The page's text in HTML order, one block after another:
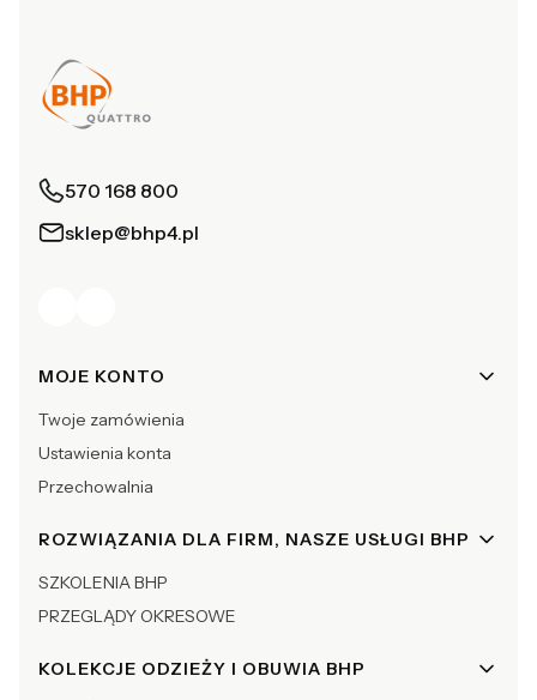
570 168 800
sklep@bhp4.pl
Linki w stopce
MOJE KONTO
Twoje zamówienia
Ustawienia konta
Przechowalnia
ROZWIĄZANIA DLA FIRM, NASZE USŁUGI BHP
SZKOLENIA BHP
PRZEGLĄDY OKRESOWE
KOLEKCJE ODZIEŻY I OBUWIA BHP